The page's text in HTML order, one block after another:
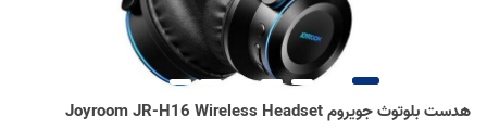
هدست بلوتوث جویروم Joyroom JR-H16 Wireless Headset